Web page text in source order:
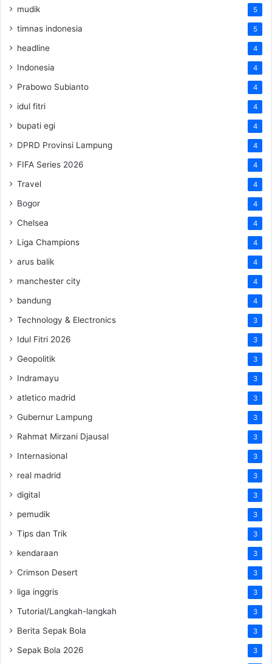
mudik 5
timnas indonesia 5
headline 4
Indonesia 4
Prabowo Subianto 4
idul fitri 4
bupati egi 4
DPRD Provinsi Lampung 4
FIFA Series 2026 4
Travel 4
Bogor 4
Chelsea 4
Liga Champions 4
arus balik 4
manchester city 4
bandung 4
Technology & Electronics 3
Idul Fitri 2026 3
Geopolitik 3
Indramayu 3
atletico madrid 3
Gubernur Lampung 3
Rahmat Mirzani Djausal 3
Internasional 3
real madrid 3
digital 3
pemudik 3
Tips dan Trik 3
kendaraan 3
Crimson Desert 3
liga inggris 3
Tutorial/Langkah-langkah 3
Berita Sepak Bola 3
Sepak Bola 2026 3